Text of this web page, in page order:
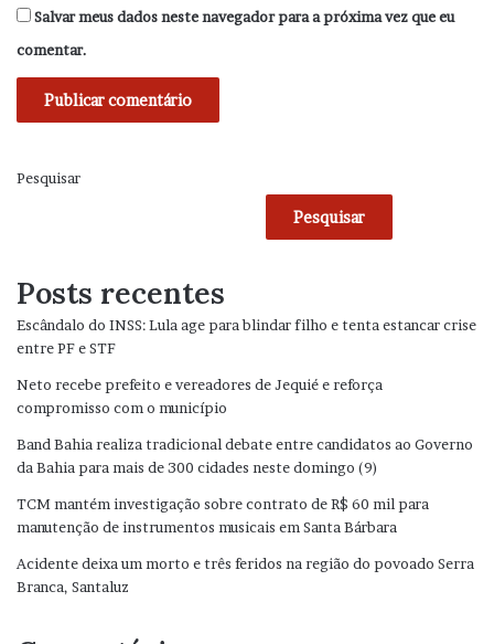
Salvar meus dados neste navegador para a próxima vez que eu
comentar.
Pesquisar
Pesquisar
Posts recentes
Escândalo do INSS: Lula age para blindar filho e tenta estancar crise
entre PF e STF
Neto recebe prefeito e vereadores de Jequié e reforça
compromisso com o município
Band Bahia realiza tradicional debate entre candidatos ao Governo
da Bahia para mais de 300 cidades neste domingo (9)
TCM mantém investigação sobre contrato de R$ 60 mil para
manutenção de instrumentos musicais em Santa Bárbara
Acidente deixa um morto e três feridos na região do povoado Serra
Branca, Santaluz